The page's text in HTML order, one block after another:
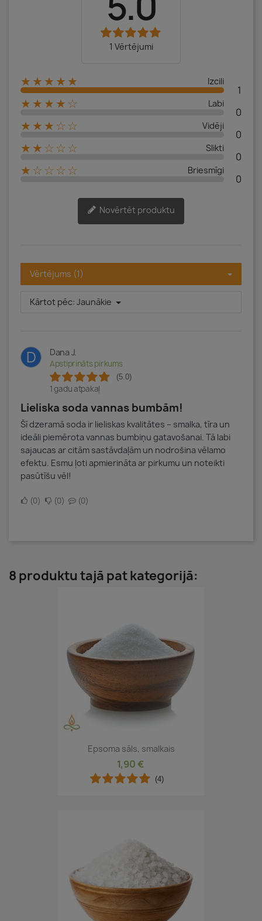
1 Vērtējumi
★★★★★ Izcili
1
★★★★☆
Labi
0
★★★☆☆
Vidēji
0
★★☆☆☆
Slikti
0
★☆☆☆☆
Briesmīgi
0
Novērtēt produktu
Vērtējums (1)
Kārtot pēc: Jaunākie
D Dana J.
Apstiprināts pirkums
(5.0)
1 gadu atpakaļ
Lieliska soda vannas bumbām!
Šī dzeramā soda ir lieliskas kvalitātes – smalka, tīra un
ideāli piemērota vannas bumbiņu gatavošanai. Tā labi
sajaucas ar citām sastāvdaļām un nodrošina vēlamo
efektu. Esmu ļoti apmierināta ar pirkumu un noteikti
pasūtīšu vēl!
0 0 0
8 produktu tajā pat kategorijā:
Epsoma sāls, smalkais
1,90 €
(4)